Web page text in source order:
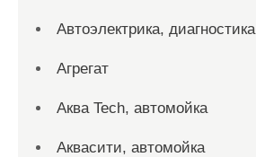
Автоэлектрика, диагностика
Агрегат
Аква Tech, автомойка
Аквасити, автомойка